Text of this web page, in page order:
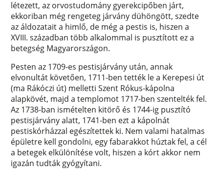
létezett, az orvostudomány gyerekcipőben járt,
ekkoriban még rengeteg járvány dühöngött, szedte
az áldozatait a himlő, de még a pestis is, hiszen a
XVIII. században több alkalommal is pusztított ez a
betegség Magyarországon.
Pesten az 1709-es pestisjárvány után, annak
elvonultát követően, 1711-ben tették le a Kerepesi út
(ma Rákóczi út) melletti Szent Rókus-kápolna
alapkövét, majd a templomot 1717-ben szentelték fel.
Az 1738-ban ismételten kitörő és 1744-ig pusztító
pestisjárvány alatt, 1741-ben ezt a kápolnát
pestiskórházzal egészítettek ki. Nem valami hatalmas
épületre kell gondolni, egy fabarakkot húztak fel, a cél
a betegek elkülönítése volt, hiszen a kórt akkor nem
igazán tudták gyógyítani.